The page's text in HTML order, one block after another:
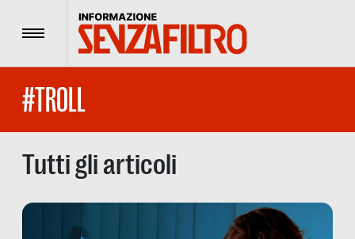
Menu
#TROLL
Tutti gli articoli